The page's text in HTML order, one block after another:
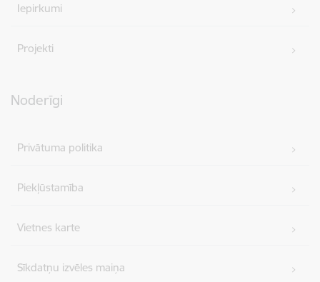
Iepirkumi
Projekti
Noderīgi
Privātuma politika
Piekļūstamība
Vietnes karte
Sīkdatņu izvēles maiņa